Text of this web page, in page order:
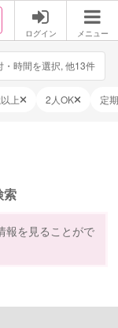
ログイン メニュー
・時間を選択, 他13件
上 2人OK 定
索
報を見ることがで